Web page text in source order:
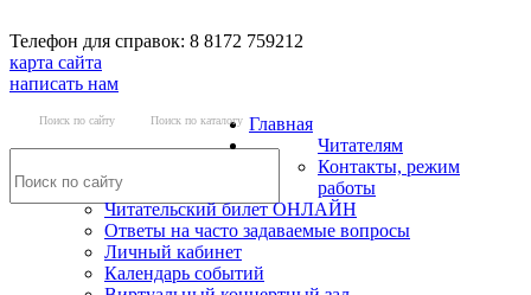
Телефон для справок: 8 8172 759212
карта сайта
написать нам
Поиск по сайту Поиск по каталогу Главная
Читателям
Контакты, режим
работы
Читательский билет ОНЛАЙН
Ответы на часто задаваемые вопросы
Личный кабинет
Календарь событий